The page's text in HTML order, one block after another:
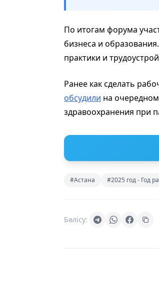
По итогам форума
бизнеса и
практики и
Ранее как сделать
обсудили на
здравоохранения при
#Астана #2025 год - Год
Бөлісу: